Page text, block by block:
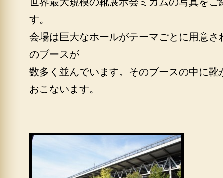
す。
会場は巨大なホールがテーマごとに用意さ
のブースが
数多く並んでいます。そのブースの中に靴
おこないます。